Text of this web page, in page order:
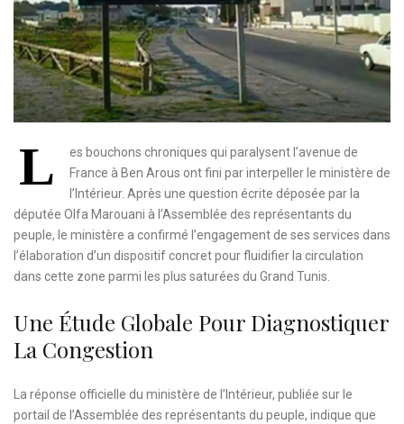
L
es bouchons chroniques qui paralysent l’avenue de
France à Ben Arous ont fini par interpeller le ministère de
l’Intérieur. Après une question écrite déposée par la
députée Olfa Marouani à l’Assemblée des représentants du
peuple, le ministère a confirmé l’engagement de ses services dans
l’élaboration d’un dispositif concret pour fluidifier la circulation
dans cette zone parmi les plus saturées du Grand Tunis.
Une Étude Globale Pour Diagnostiquer
La Congestion
La réponse officielle du ministère de l’Intérieur, publiée sur le
portail de l’Assemblée des représentants du peuple, indique que